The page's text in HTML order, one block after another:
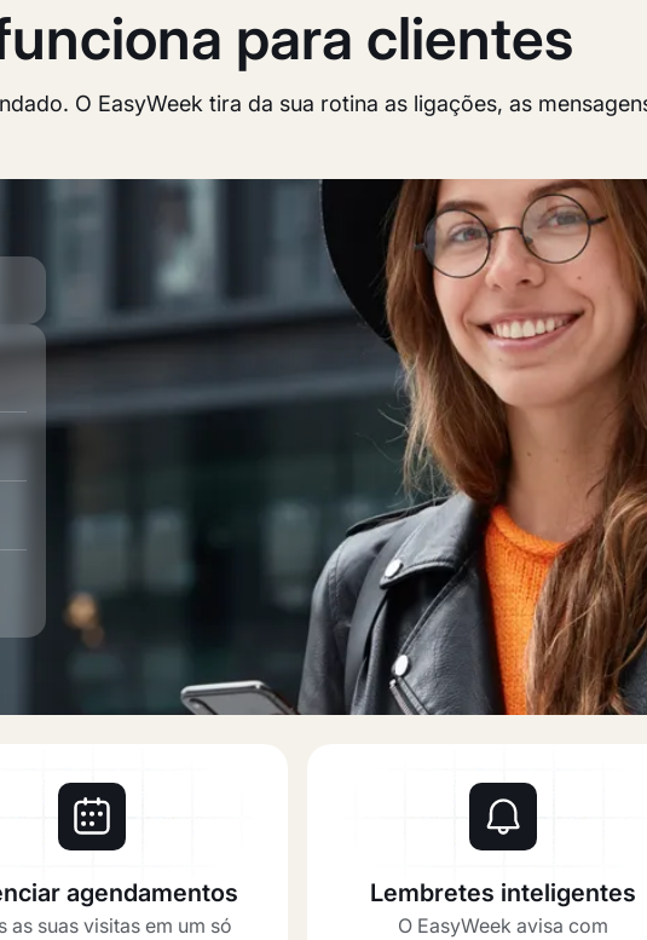
para clientes
O EasyWeek tira da sua rotina as ligações, as
agendamentos
as suas visitas em um só
Lembretes inteligentes
O EasyWeek avisa com